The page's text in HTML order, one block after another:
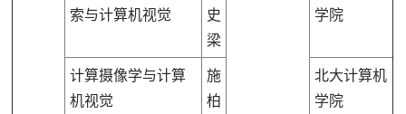
索与计算机视觉
史
梁
学院
计算摄像学与计算
机视觉
施
柏
北大计算机
学院